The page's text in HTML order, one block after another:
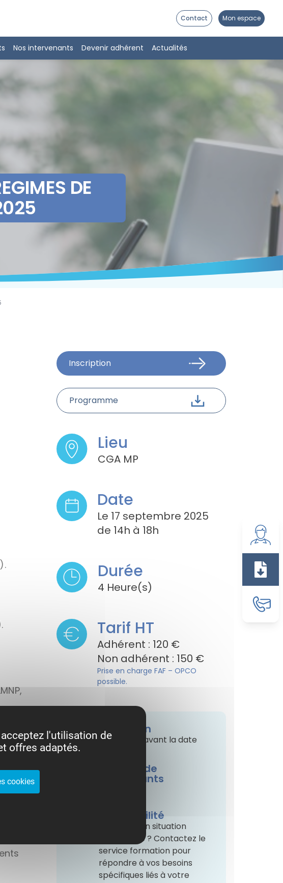
Contact Mon espace
Nos intervenants Devenir adhérent Actualités
DE
Inscription
Programme
Lieu
CGA MP
Date
Le 17 septembre 2025
de 14h à 18h
Durée
4 Heure(s)
Tarif HT
Adhérent : 120 €
Non adhérent : 150 €
Prise en charge FAF – OPCO
possible.
Inscription
8 jours max avant la date
Nombre de
participants
Accessibilité
Vous êtes en situation
particulière ? Contactez le
service formation pour
répondre à vos besoins
spécifiques liés à votre
l'utilisation de
offres adaptés.
cookies